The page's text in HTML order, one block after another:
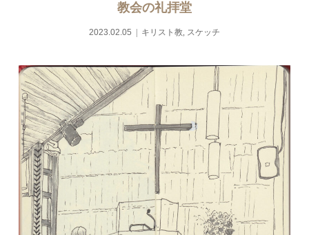
教会の礼拝堂
2023.02.05 キリスト教, スケッチ